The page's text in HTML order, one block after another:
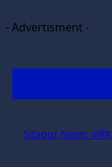
- Advertisment -
Sitapur News: अधेड़ की